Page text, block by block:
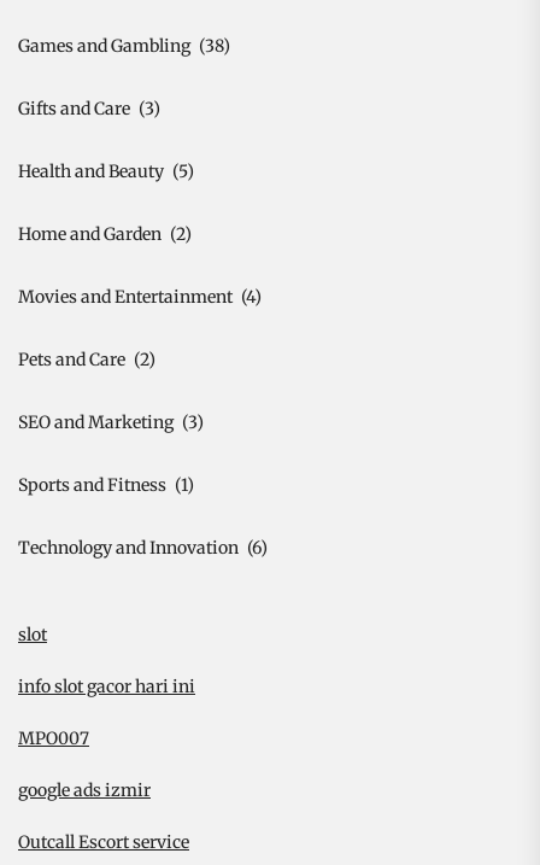
Games and Gambling (38)
Gifts and Care (3)
Health and Beauty (5)
Home and Garden (2)
Movies and Entertainment (4)
Pets and Care (2)
SEO and Marketing (3)
Sports and Fitness (1)
Technology and Innovation (6)
slot
info slot gacor hari ini
MPO007
google ads izmir
Outcall Escort service